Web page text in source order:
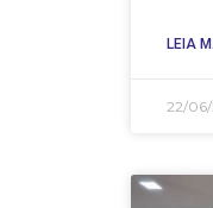
LEIA
22/